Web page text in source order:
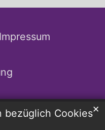
bezüglich Cookies✕
Impressum